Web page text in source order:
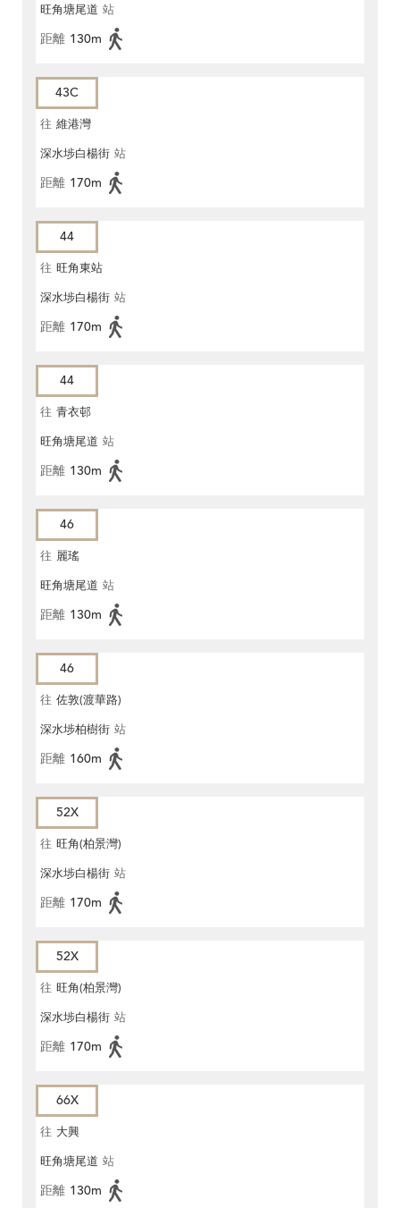
旺角塘尾道 站
距離 130m
43C
往 維港灣
深水埗白楊街 站
距離 170m
44
往 旺角東站
深水埗白楊街 站
距離 170m
44
往 青衣邨
旺角塘尾道 站
距離 130m
46
往 麗瑤
旺角塘尾道 站
距離 130m
46
往 佐敦(渡華路)
深水埗柏樹街 站
距離 160m
52X
往 旺角(柏景灣)
深水埗白楊街 站
距離 170m
52X
往 旺角(柏景灣)
深水埗白楊街 站
距離 170m
66X
往 大興
旺角塘尾道 站
距離 130m